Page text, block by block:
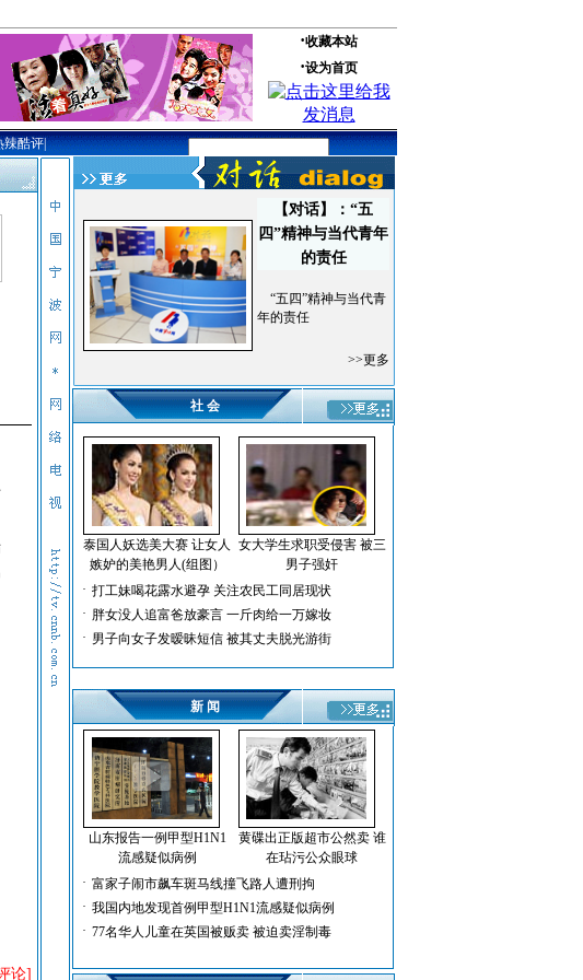
论]
【对话】：“五
四”精神与当代青年
的责任
“五四”精神与当代青
年的责任
>>更多
社 会
泰国人妖选美大赛 让女人
嫉妒的美艳男人(组图）
女大学生求职受侵害 被三
男子强奸
· 打工妹喝花露水避孕 关注农民工同居现状
· 胖女没人追富爸放豪言 一斤肉给一万嫁妆
· 男子向女子发暧昧短信 被其丈夫脱光游街
新 闻
山东报告一例甲型H1N1
流感疑似病例
黄碟出正版超市公然卖 谁
在玷污公众眼球
· 富家子闹市飙车斑马线撞飞路人遭刑拘
· 我国内地发现首例甲型H1N1流感疑似病例
· 77名华人儿童在英国被贩卖 被迫卖淫制毒